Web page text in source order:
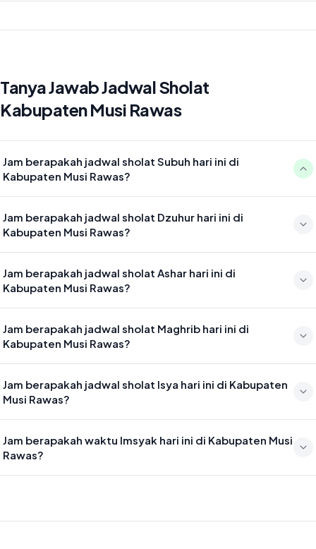
Tanya Jawab Jadwal Sholat
Kabupaten Musi Rawas
Jam berapakah jadwal sholat Subuh hari ini di
Kabupaten Musi Rawas?
04:56
Jam berapakah jadwal sholat Dzuhur hari ini di
Kabupaten Musi Rawas?
12:17
Jam berapakah jadwal sholat Ashar hari ini di
Kabupaten Musi Rawas?
15:38
Jam berapakah jadwal sholat Maghrib hari ini di
Kabupaten Musi Rawas?
18:16
Jam berapakah jadwal sholat Isya hari ini di Kabupaten
Musi Rawas?
Jam berapakah waktu Imsyak hari ini di Kabupaten Musi
Rawas?